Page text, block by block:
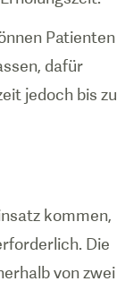
Patienten
dafür
jedoch bis zu
kommen,
Die
von zwei